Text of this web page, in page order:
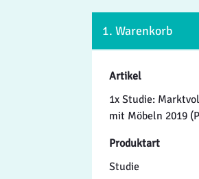
1. Warenkorb
Artikel
1x Studie:
mit Möbeln 2019
Produktart
Studie